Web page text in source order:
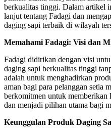
berkualitas tinggi. Dalam artikel
lanjut tentang Fadagi dan
daging sapi terbaik di wilayah
Memahami Fadagi: Visi dan
Fadagi didirikan dengan visi
daging sapi berkualitas tinggi
adalah untuk menghadirkan
aman bagi para pelanggan setia
berkomitmen untuk memberikan
dan menjadi pilihan utama bagi
Keunggulan Produk Daging